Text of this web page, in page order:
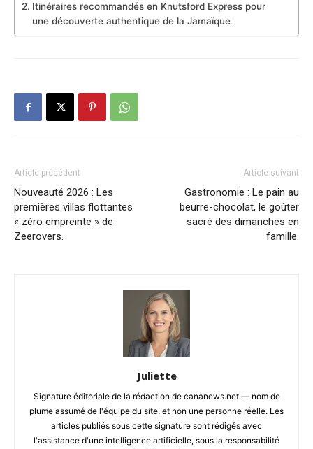
Itinéraires recommandés en Knutsford Express pour
une découverte authentique de la Jamaïque
Article précédent
Nouveauté 2026 : Les
premières villas flottantes
« zéro empreinte » de
Zeerovers.
Article suivant
Gastronomie : Le pain au
beurre-chocolat, le goûter
sacré des dimanches en
famille.
Juliette
Signature éditoriale de la rédaction de cananews.net — nom de
plume assumé de l'équipe du site, et non une personne réelle. Les
articles publiés sous cette signature sont rédigés avec
l'assistance d'une intelligence artificielle, sous la responsabilité